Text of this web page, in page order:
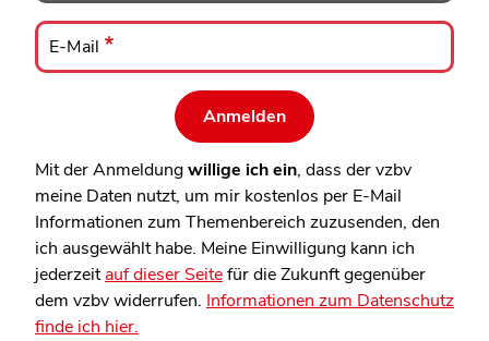
E-
Mail
E-Mail
Mit der Anmeldungwillige ich ein, dass der vzbv
meine Daten nutzt, um mir kostenlos per E-Mail
Informationen zum Themenbereich zuzusenden, den
ich ausgewählt habe. Meine Einwilligung kann ich
jederzeitauf dieser Seitefür die Zukunft gegenüber
dem vzbv widerrufen. Informationen zum Datenschutz
finde ich hier.